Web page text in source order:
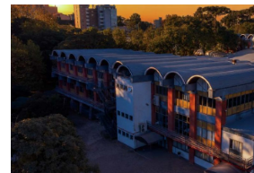
Contato